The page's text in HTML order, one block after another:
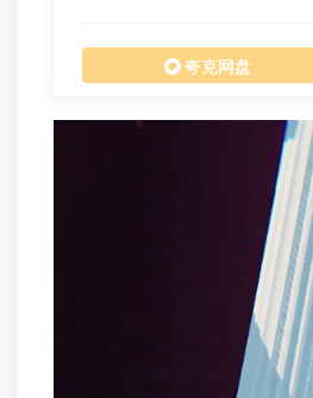
夸克网盘